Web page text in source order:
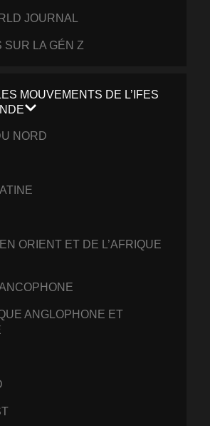
JOURNAL
SUR LA GÉN Z
MOUVEMENTS DE L’IFES
NORD
ORIENT ET DE L’AFRIQUE
ANGLOPHONE ET